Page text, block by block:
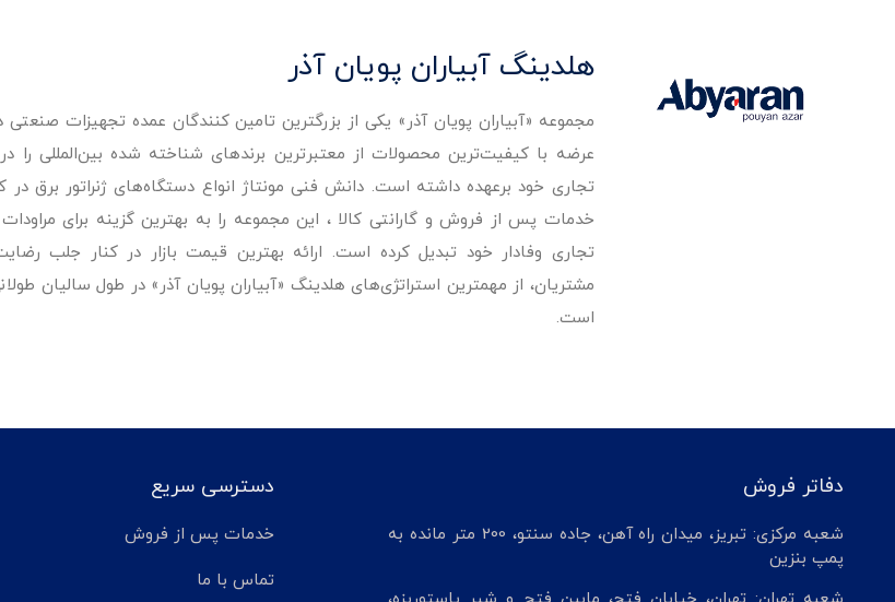
هلدینگ آبیاران پویان آذر
مجموعه «آبیاران پویان آذر» یکی از بزرگترین تامین کنندگان عمده تجهیزات
تجاری خود برعهده داشته است. دانش فنی مونتاژ انواع دستگاه‌های ژنراتور برق در
خدمات پس از فروش و گارانتی کالا ، این مجموعه را به بهترین گزینه برای مراودات
تجاری وفادار خود تبدیل کرده است. ارائه بهترین قیمت بازار در کنار جلب
مشتریان، از مهمترین استراتژی‌های هلدینگ «آبیاران پویان آذر» در طول سالیان
است.
دفاتر فروش
شعبه مرکزی: تبریز، میدان راه آهن، جاده سنتو، 200 متر مانده به
پمپ بنزین
دسترسی سریع
خدمات پس از فروش
تماس با ما